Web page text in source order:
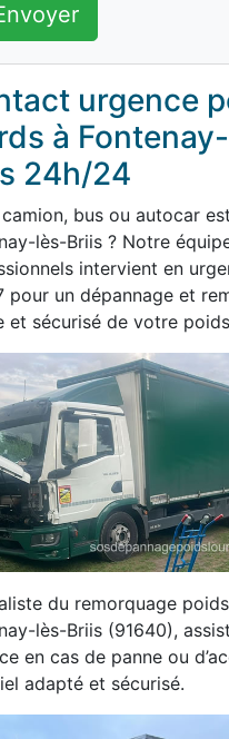
urgence
à
24h/24
bus ou autocar
lès-Briis ? Notre
intervient en
pour un dépannage et
et sécurisé de votre
du remorquage
lès-Briis (91640),
en cas de panne ou
adapté et sécurisé.